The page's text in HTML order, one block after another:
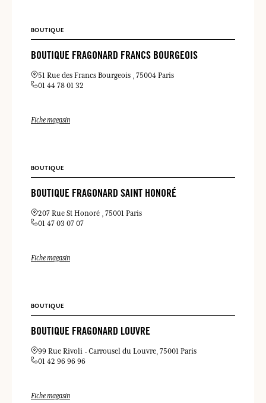
BOUTIQUE
BOUTIQUE FRAGONARD FRANCS BOURGEOIS
51 Rue des Francs Bourgeois
75004 Paris
01 44 78 01 32
Fiche magasin
BOUTIQUE
BOUTIQUE FRAGONARD SAINT HONORÉ
207 Rue St Honoré
75001 Paris
01 47 03 07 07
Fiche magasin
BOUTIQUE
BOUTIQUE FRAGONARD LOUVRE
99 Rue Rivoli Carrousel du Louvre 75001 Paris
01 42 96 96 96
Fiche magasin